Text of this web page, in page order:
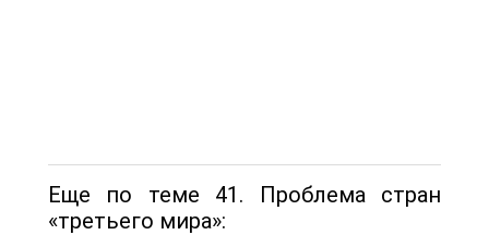
Еще по теме 41. Проблема стран
«третьего мира»: